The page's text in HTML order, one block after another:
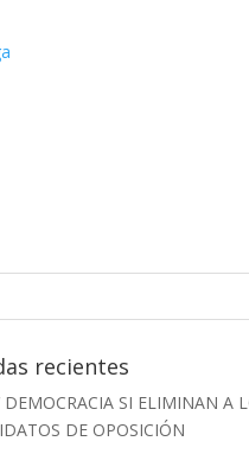
recientes
DEMOCRACIA SI ELIMINAN A
DE OPOSICIÓN